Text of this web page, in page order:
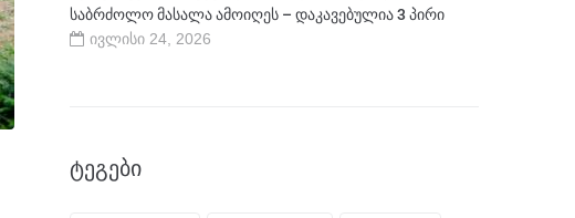
საბრძოლო მასალა ამოიღეს – დაკავებულია 3 პირი
ივლისი 24, 2026
ᲢᲔᲒᲔᲑᲘ